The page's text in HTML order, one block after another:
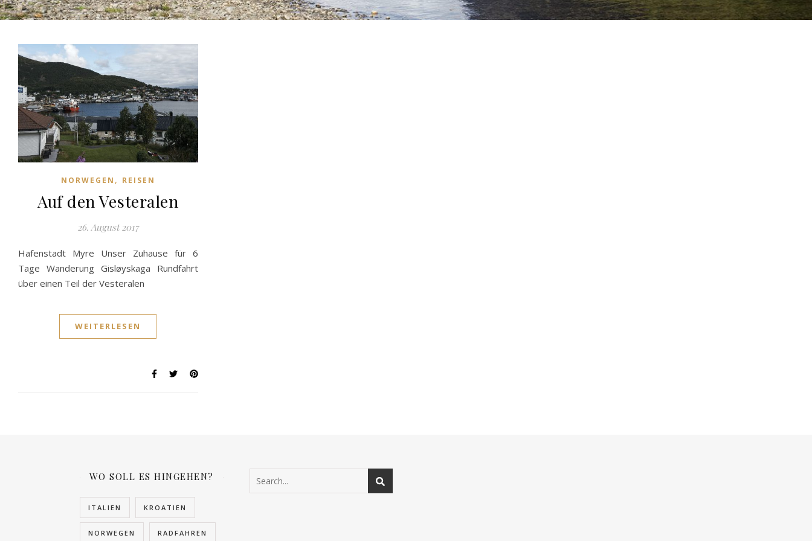
NORWEGEN , REISEN
Auf den Vesteralen
26. August 2017
Hafenstadt Myre Unser Zuhause für 6
Tage Wanderung Gisløyskaga Rundfahrt
über einen Teil der Vesteralen
WEITERLESEN
WO SOLL ES HINGEHEN?
ITALIEN KROATIEN
NORWEGEN RADFAHREN